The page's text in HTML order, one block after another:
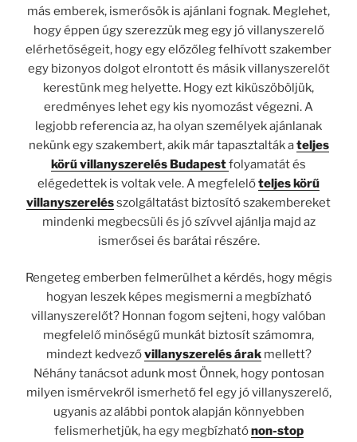
más emberek, ismerősök is ajánlani fognak. Meglehet,
hogy éppen úgy szerezzük meg egy jó villanyszerelő
elérhetőségeit, hogy egy előzőleg felhívott szakember
egy bizonyos dolgot elrontott és másik villanyszerelőt
kerestünk meg helyette. Hogy ezt kiküszöböljük,
eredményes lehet egy kis nyomozást végezni. A
legjobb referencia az, ha olyan személyek ajánlanak
nekünk egy szakembert, akik már tapasztalták ateljes
körű villanyszerelés Budapestfolyamatát és
elégedettek is voltak vele. A megfelelőteljes körű
villanyszerelésszolgáltatást biztosító szakembereket
mindenki megbecsüli és jó szívvel ajánlja majd az
ismerősei és barátai részére.
Rengeteg emberben felmerülhet a kérdés, hogy mégis
hogyan leszek képes megismerni a megbízható
villanyszerelőt? Honnan fogom sejteni, hogy valóban
megfelelő minőségű munkát biztosít számomra,
mindezt kedvezővillanyszerelés árakmellett?
Néhány tanácsot adunk most Önnek, hogy pontosan
milyen ismérvekről ismerhető fel egy jó villanyszerelő,
ugyanis az alábbi pontok alapján könnyebben
felismerhetjük, ha egy megbízhatónon-stop